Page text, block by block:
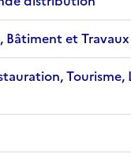
Bâtiment et
Tourisme,